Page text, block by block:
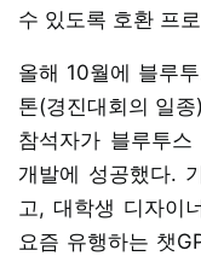
수 있도록 호환 프
올해 10월에 블루
톤(경진대회의 일
참석자가 블루투
개발에 성공했다.
고, 대학생 디자이
요즘 유행하는 챗